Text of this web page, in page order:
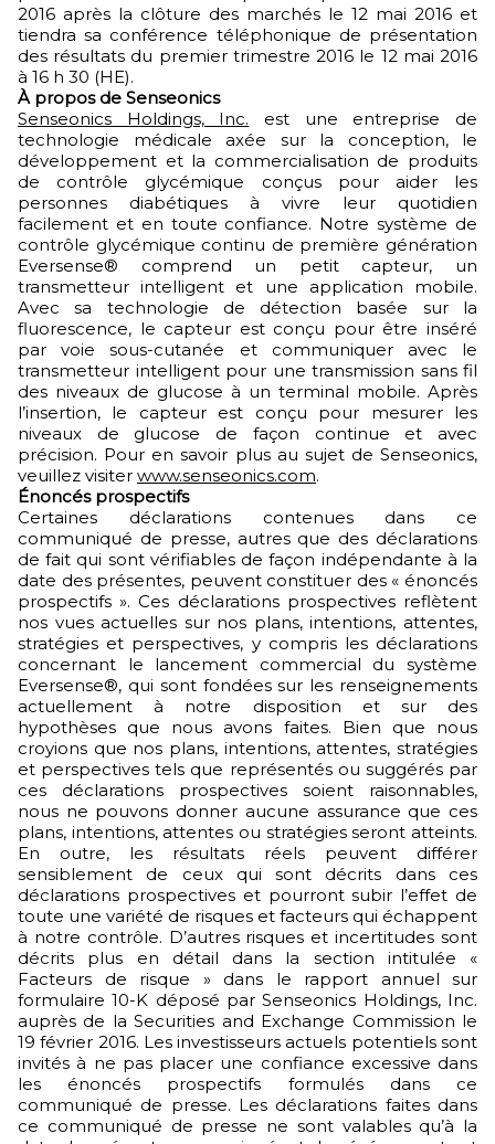
2016 après la clôture des marchés le 12 mai 2016 et
tiendra sa conférence téléphonique de présentation
des résultats du premier trimestre 2016 le 12 mai 2016
à 16 h 30 (HE).
À propos de Senseonics
Senseonics Holdings, Inc. est une entreprise de
technologie médicale axée sur la conception, le
développement et la commercialisation de produits
de contrôle glycémique conçus pour aider les
personnes diabétiques à vivre leur quotidien
facilement et en toute confiance. Notre système de
contrôle glycémique continu de première génération
Eversense® comprend un petit capteur, un
transmetteur intelligent et une application mobile.
Avec sa technologie de détection basée sur la
fluorescence, le capteur est conçu pour être inséré
par voie sous-cutanée et communiquer avec le
transmetteur intelligent pour une transmission sans fil
des niveaux de glucose à un terminal mobile. Après
l’insertion, le capteur est conçu pour mesurer les
niveaux de glucose de façon continue et avec
précision. Pour en savoir plus au sujet de Senseonics,
veuillez visiter www.senseonics.com.
Énoncés prospectifs
Certaines déclarations contenues dans ce
communiqué de presse, autres que des déclarations
de fait qui sont vérifiables de façon indépendante à la
date des présentes, peuvent constituer des « énoncés
prospectifs ». Ces déclarations prospectives reflètent
nos vues actuelles sur nos plans, intentions, attentes,
stratégies et perspectives, y compris les déclarations
concernant le lancement commercial du système
Eversense®, qui sont fondées sur les renseignements
actuellement à notre disposition et sur des
hypothèses que nous avons faites. Bien que nous
croyions que nos plans, intentions, attentes, stratégies
et perspectives tels que représentés ou suggérés par
ces déclarations prospectives soient raisonnables,
nous ne pouvons donner aucune assurance que ces
plans, intentions, attentes ou stratégies seront atteints.
En outre, les résultats réels peuvent différer
sensiblement de ceux qui sont décrits dans ces
déclarations prospectives et pourront subir l’effet de
toute une variété de risques et facteurs qui échappent
à notre contrôle. D’autres risques et incertitudes sont
décrits plus en détail dans la section intitulée «
Facteurs de risque » dans le rapport annuel sur
formulaire 10-K déposé par Senseonics Holdings, Inc.
auprès de la Securities and Exchange Commission le
19 février 2016. Les investisseurs actuels potentiels sont
invités à ne pas placer une confiance excessive dans
les énoncés prospectifs formulés dans ce
communiqué de presse. Les déclarations faites dans
ce communiqué de presse ne sont valables qu’à la